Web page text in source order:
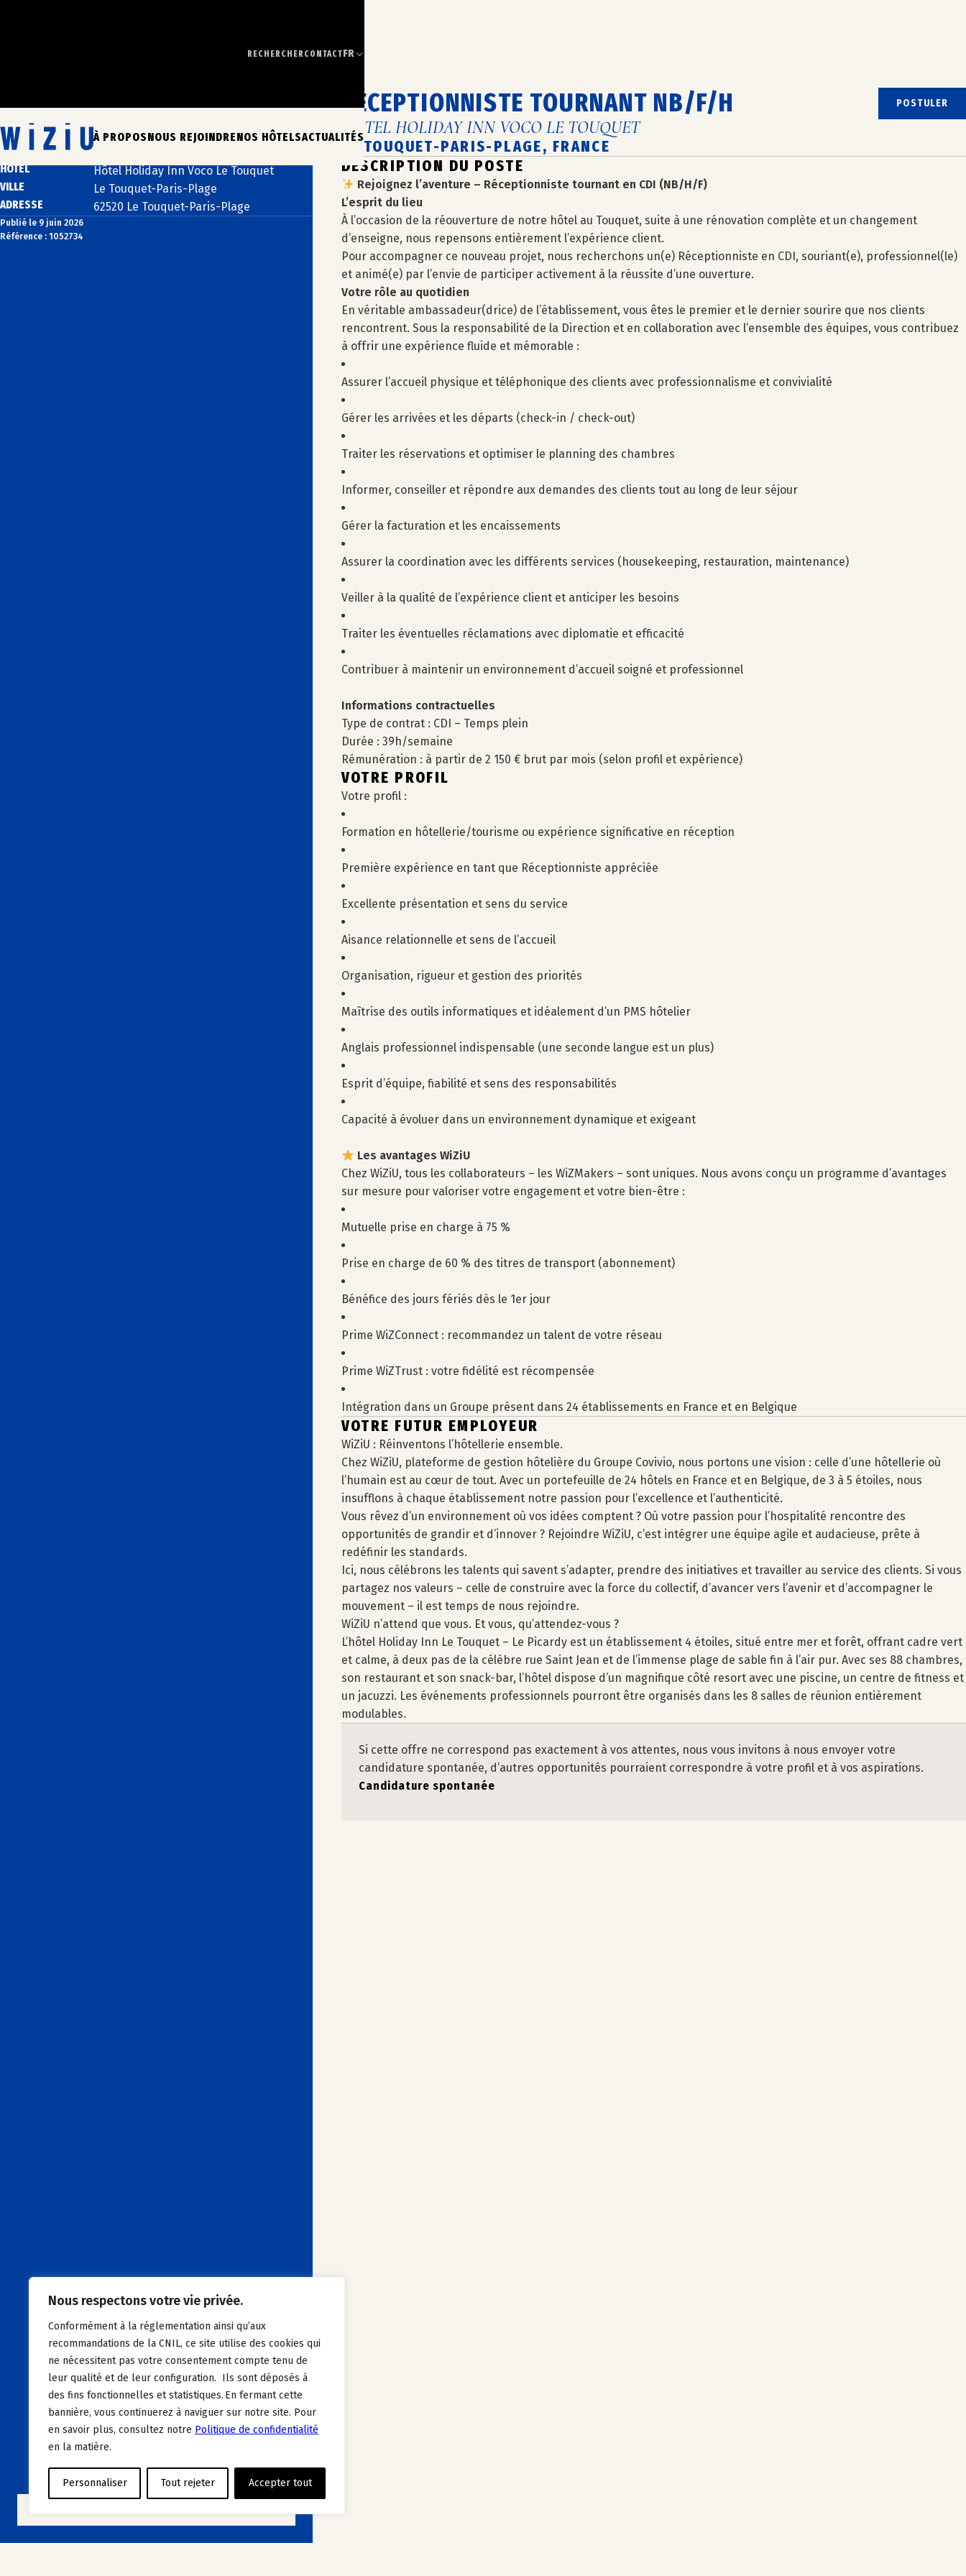
Nous respectons votre vie privée.
Conformément à la réglementation ainsi qu’aux
recommandations de la CNIL, ce site utilise des cookies qui
ne nécessitent pas votre consentement compte tenu de
leur qualité et de leur configuration. Ils sont déposés à
des fins fonctionnelles et statistiques. En fermant cette
bannière, vous continuerez à naviguer sur notre site. Pour
en savoir plus, consultez notre Politique de confidentialité
en la matière.
Personnaliser Tout rejeter Accepter tout
RECHERCHERCONTACTFR
À PROPOSNOUS REJOINDRENOS HÔTELSACTUALITÉS
DÉTAILS DU POSTE
INTITULÉ DU POSTE Réceptionniste tournant NB/F/H
CONTRAT
HÔTEL
Hôtel Holiday Inn Voco Le Touquet
VILLE
Le Touquet-Paris-Plage
ADRESSE
62520 Le Touquet-Paris-Plage
Publié le 9 juin 2026
Référence : 1052734
RÉCEPTIONNISTE TOURNANT NB/F/H
HÔTEL HOLIDAY INN VOCO LE TOUQUET
LE TOUQUET-PARIS-PLAGE, FRANCE
POSTULER
DESCRIPTION DU POSTE
Rejoignez l’aventure – Réceptionniste tournant en CDI (NB/H/F)
L’esprit du lieu
À l’occasion de la réouverture de notre hôtel au Touquet, suite à une rénovation complète et un changement
d’enseigne, nous repensons entièrement l’expérience client.
Pour accompagner ce nouveau projet, nous recherchons un(e) Réceptionniste en CDI, souriant(e), professionnel(le)
et animé(e) par l’envie de participer activement à la réussite d’une ouverture.
Votre rôle au quotidien
En véritable ambassadeur(drice) de l’établissement, vous êtes le premier et le dernier sourire que nos clients
rencontrent. Sous la responsabilité de la Direction et en collaboration avec l’ensemble des équipes, vous contribuez
à offrir une expérience fluide et mémorable :
Assurer l’accueil physique et téléphonique des clients avec professionnalisme et convivialité
Gérer les arrivées et les départs (check-in / check-out)
Traiter les réservations et optimiser le planning des chambres
Informer, conseiller et répondre aux demandes des clients tout au long de leur séjour
Gérer la facturation et les encaissements
Assurer la coordination avec les différents services (housekeeping, restauration, maintenance)
Veiller à la qualité de l’expérience client et anticiper les besoins
Traiter les éventuelles réclamations avec diplomatie et efficacité
Contribuer à maintenir un environnement d’accueil soigné et professionnel
Informations contractuelles
Type de contrat : CDI – Temps plein
Durée : 39h/semaine
Rémunération : à partir de 2 150 € brut par mois (selon profil et expérience)
VOTRE PROFIL
Votre profil :
Formation en hôtellerie/tourisme ou expérience significative en réception
Première expérience en tant que Réceptionniste appréciée
Excellente présentation et sens du service
Aisance relationnelle et sens de l’accueil
Organisation, rigueur et gestion des priorités
Maîtrise des outils informatiques et idéalement d’un PMS hôtelier
Anglais professionnel indispensable (une seconde langue est un plus)
Esprit d’équipe, fiabilité et sens des responsabilités
Capacité à évoluer dans un environnement dynamique et exigeant
Les avantages WiZiU
Chez WiZiU, tous les collaborateurs – les WiZMakers – sont uniques. Nous avons conçu un programme d’avantages
sur mesure pour valoriser votre engagement et votre bien-être :
Mutuelle prise en charge à 75 %
Prise en charge de 60 % des titres de transport (abonnement)
Bénéfice des jours fériés dès le 1er jour
Prime WiZConnect : recommandez un talent de votre réseau
Prime WiZTrust : votre fidélité est récompensée
Intégration dans un Groupe présent dans 24 établissements en France et en Belgique
VOTRE FUTUR EMPLOYEUR
WiZiU : Réinventons l’hôtellerie ensemble.
Chez WiZiU, plateforme de gestion hôtelière du Groupe Covivio, nous portons une vision : celle d’une hôtellerie où
l’humain est au cœur de tout. Avec un portefeuille de 24 hôtels en France et en Belgique, de 3 à 5 étoiles, nous
insufflons à chaque établissement notre passion pour l’excellence et l’authenticité.
Vous rêvez d’un environnement où vos idées comptent ? Où votre passion pour l’hospitalité rencontre des
opportunités de grandir et d’innover ? Rejoindre WiZiU, c’est intégrer une équipe agile et audacieuse, prête à
redéfinir les standards.
Ici, nous célébrons les talents qui savent s’adapter, prendre des initiatives et travailler au service des clients. Si vous
partagez nos valeurs – celle de construire avec la force du collectif, d’avancer vers l’avenir et d’accompagner le
mouvement – il est temps de nous rejoindre.
WiZiU n’attend que vous. Et vous, qu’attendez-vous ?
L’hôtel Holiday Inn Le Touquet – Le Picardy est un établissement 4 étoiles, situé entre mer et forêt, offrant cadre vert
et calme, à deux pas de la célèbre rue Saint Jean et de l’immense plage de sable fin à l’air pur. Avec ses 88 chambres,
son restaurant et son snack-bar, l’hôtel dispose d’un magnifique côté resort avec une piscine, un centre de fitness et
un jacuzzi. Les événements professionnels pourront être organisés dans les 8 salles de réunion entièrement
modulables.
Si cette offre ne correspond pas exactement à vos attentes, nous vous invitons à nous envoyer votre
candidature spontanée, d’autres opportunités pourraient correspondre à votre profil et à vos aspirations.
Candidature spontanée